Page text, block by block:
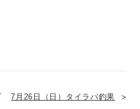
7月26日（日）タイラバ釣果